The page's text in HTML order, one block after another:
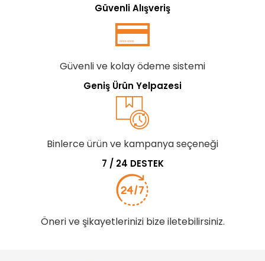
Güvenli Alışveriş
Güvenli ve kolay ödeme sistemi
Geniş Ürün Yelpazesi
Binlerce ürün ve kampanya seçeneği
7 / 24 DESTEK
Öneri ve şikayetlerinizi bize iletebilirsiniz.